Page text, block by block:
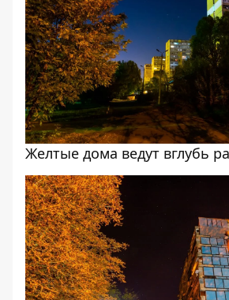
Желтые дома ведут вглубь